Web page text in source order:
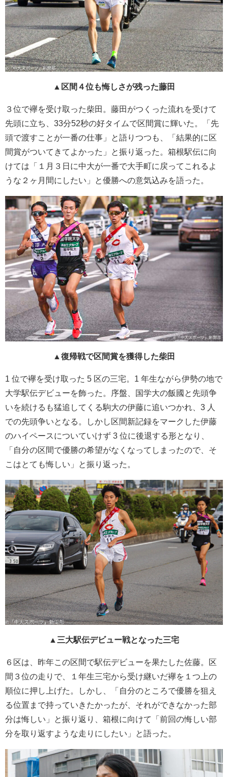
▲区間４位も悔しさが残った藤田
３位で襷を受け取った柴田。藤田がつくった流れを受けて
先頭に立ち、33分52秒の好タイムで区間賞に輝いた。「先
頭で渡すことが一番の仕事」と語りつつも、「結果的に区
間賞がついてきてよかった」と振り返った。箱根駅伝に向
けては「１月３日に中大が一番で大手町に戻ってこれるよ
うな２ヶ月間にしたい」と優勝への意気込みを語った。
▲復帰戦で区間賞を獲得した柴田
1 位で襷を受け取った 5 区の三宅。1 年生ながら伊勢の地で
大学駅伝デビューを飾った。序盤、国学大の飯國と先頭争
いを続けるも猛追してくる駒大の伊藤に追いつかれ、3 人
での先頭争いとなる。しかし区間新記録をマークした伊藤
のハイペースについていけず 3 位に後退する形となり、
「自分の区間で優勝の希望がなくなってしまったので、そ
こはとても悔しい」と振り返った。
▲三大駅伝デビュー戦となった三宅
６区は、昨年この区間で駅伝デビューを果たした佐藤。区
間３位の走りで、１年生三宅から受け継いだ襷を１つ上の
順位に押し上げた。しかし、「自分のところで優勝を狙え
る位置まで持っていきたかったが、それができなかった部
分は悔しい」と振り返り、箱根に向けて「前回の悔しい部
分を取り返すような走りにしたい」と語った。